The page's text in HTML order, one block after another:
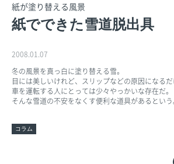
紙が塗り替える風景
紙でできた雪道脱出具
2008.01.07
冬の風景を真っ白に塗り替える雪。
目には美しいけれど、スリップなどの原因になるだ
車を運転する人にとっては少々やっかいな存在だ。
そんな雪道の不安をなくす便利な道具があるという
コラム